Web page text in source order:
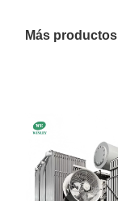
Más productos